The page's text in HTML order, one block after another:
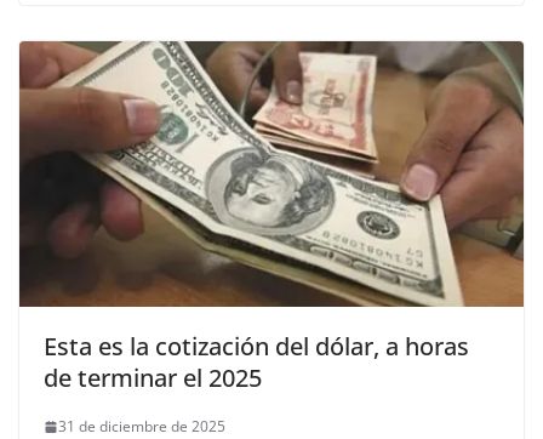
Esta es la cotización del dólar, a horas
de terminar el 2025
31 de diciembre de 2025